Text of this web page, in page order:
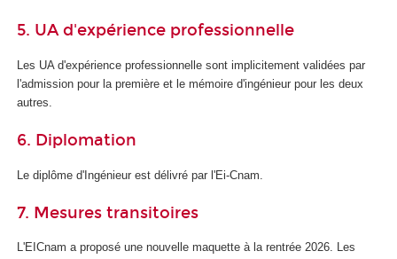
5. UA d'expérience professionnelle
Les UA d'expérience professionnelle sont implicitement validées par
l'admission pour la première et le mémoire d'ingénieur pour les deux
autres.
6. Diplomation
Le diplôme d'Ingénieur est délivré par l'Ei-Cnam.
7. Mesures transitoires
L'EICnam a proposé une nouvelle maquette à la rentrée 2026. Les